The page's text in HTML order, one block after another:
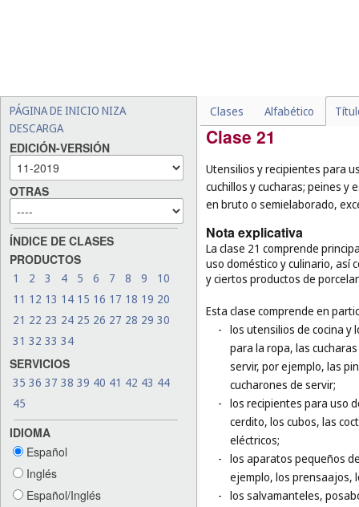
PÁGINA DE INICIO NIZA
DESCARGA
EDICIÓN-VERSIÓN
OTRAS
ÍNDICE DE CLASES
PRODUCTOS
1 2 3 4 5 6 7 8 9
10
11 12 13 14 15 16 17 18 19 20
21 22 23 24 25 26 27 28 29 30
31 32 33 34
SERVICIOS
35 36 37 38 39 40 41 42 43 44
45
IDIOMA
Español
Inglés
Español/Inglés
Clases Alfabético
plásticas (cl. 21), las
Clase 21
Utensilios y recipientes para
cuchillos y cucharas; peines y
en bruto o semielaborado,
Nota explicativa
La clase 21 comprende
uso doméstico y culinario, así
y ciertos productos de
Esta clase comprende en
- los utensilios de cocina y
para la ropa, las
servir, por ejemplo, las
cucharones de servir;
- los recipientes para uso
cerdito, los cubos, las
eléctricos;
- los aparatos pequeños
ejemplo, los prensaajos,
- los salvamanteles,